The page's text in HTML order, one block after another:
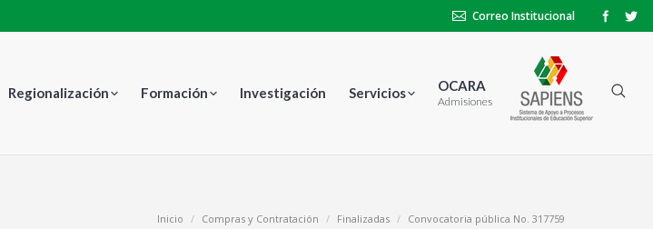
Correo Institucional
Regionalización Formación Investigación Servicios OCARA
Admisiones
Inicio Compras y Contratación Finalizadas Convocatoria pública No. 317759